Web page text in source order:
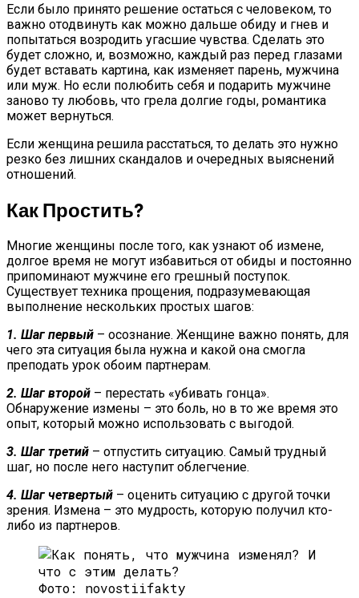
Если было принято решение остаться с человеком, то
важно отодвинуть как можно дальше обиду и гнев и
попытаться возродить угасшие чувства. Сделать это
будет сложно, и, возможно, каждый раз перед глазами
будет вставать картина, как изменяет парень, мужчина
или муж. Но если полюбить себя и подарить мужчине
заново ту любовь, что грела долгие годы, романтика
может вернуться.
Если женщина решила расстаться, то делать это нужно
резко без лишних скандалов и очередных выяснений
отношений.
Как Простить?
Многие женщины после того, как узнают об измене,
долгое время не могут избавиться от обиды и постоянно
припоминают мужчине его грешный поступок.
Существует техника прощения, подразумевающая
выполнение нескольких простых шагов:
1. Шаг первый – осознание. Женщине важно понять, для
чего эта ситуация была нужна и какой она смогла
преподать урок обоим партнерам.
2. Шаг второй – перестать «убивать гонца».
Обнаружение измены – это боль, но в то же время это
опыт, который можно использовать с выгодой.
3. Шаг третий – отпустить ситуацию. Самый трудный
шаг, но после него наступит облегчение.
4. Шаг четвертый – оценить ситуацию с другой точки
зрения. Измена – это мудрость, которую получил кто-
либо из партнеров.
Фото: novostiifakty